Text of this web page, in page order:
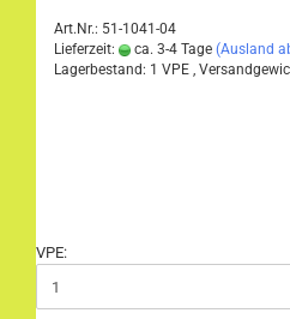
Art.Nr.: 51-1041-04
Lieferzeit:
ca. 3-4 Tage (Ausland
Lagerbestand: 1 VPE ,
VPE: